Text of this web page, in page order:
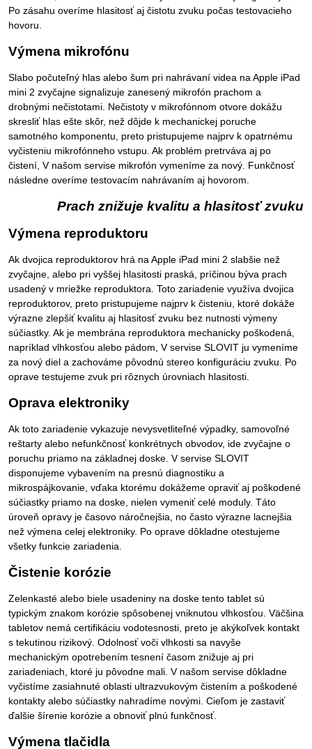
Po zásahu overíme hlasitosť aj čistotu zvuku počas testovacieho
hovoru.
Výmena mikrofónu
Slabo počuteľný hlas alebo šum pri nahrávaní videa na Apple iPad
mini 2 zvyčajne signalizuje zanesený mikrofón prachom a
drobnými nečistotami. Nečistoty v mikrofónnom otvore dokážu
skresliť hlas ešte skôr, než dôjde k mechanickej poruche
samotného komponentu, preto pristupujeme najprv k opatrnému
vyčisteniu mikrofónneho vstupu. Ak problém pretrváva aj po
čistení, V našom servise mikrofón vymeníme za nový. Funkčnosť
následne overíme testovacím nahrávaním aj hovorom.
Prach znižuje kvalitu a hlasitosť zvuku
Výmena reproduktoru
Ak dvojica reproduktorov hrá na Apple iPad mini 2 slabšie než
zvyčajne, alebo pri vyššej hlasitosti praská, príčinou býva prach
usadený v mriežke reproduktora. Toto zariadenie využíva dvojica
reproduktorov, preto pristupujeme najprv k čisteniu, ktoré dokáže
výrazne zlepšiť kvalitu aj hlasitosť zvuku bez nutnosti výmeny
súčiastky. Ak je membrána reproduktora mechanicky poškodená,
napríklad vlhkosťou alebo pádom, V servise SLOVIT ju vymeníme
za nový diel a zachováme pôvodnú stereo konfiguráciu zvuku. Po
oprave testujeme zvuk pri rôznych úrovniach hlasitosti.
Oprava elektroniky
Ak toto zariadenie vykazuje nevysvetliteľné výpadky, samovoľné
reštarty alebo nefunkčnosť konkrétnych obvodov, ide zvyčajne o
poruchu priamo na základnej doske. V servise SLOVIT
disponujeme vybavením na presnú diagnostiku a
mikrospájkovanie, vďaka ktorému dokážeme opraviť aj poškodené
súčiastky priamo na doske, nielen vymeniť celé moduly. Táto
úroveň opravy je časovo náročnejšia, no často výrazne lacnejšia
než výmena celej elektroniky. Po oprave dôkladne otestujeme
všetky funkcie zariadenia.
Čistenie korózie
Zelenkasté alebo biele usadeniny na doske tento tablet sú
typickým znakom korózie spôsobenej vniknutou vlhkosťou. Väčšina
tabletov nemá certifikáciu vodotesnosti, preto je akýkoľvek kontakt
s tekutinou rizikový. Odolnosť voči vlhkosti sa navyše
mechanickým opotrebením tesnení časom znižuje aj pri
zariadeniach, ktoré ju pôvodne mali. V našom servise dôkladne
vyčistíme zasiahnuté oblasti ultrazvukovým čistením a poškodené
kontakty alebo súčiastky nahradíme novými. Cieľom je zastaviť
ďalšie šírenie korózie a obnoviť plnú funkčnosť.
Výmena tlačidla